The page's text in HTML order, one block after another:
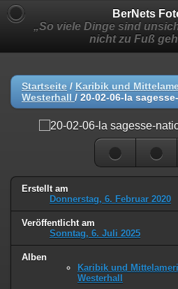
BerNets
„So viele Dinge sind
nicht zu Fuß
Startseite / Karibik und
Westerhall / 20-02-06-la
Erstellt am
Donnerstag, 6. Februar 2020
Veröffentlicht am
Sonntag, 6. Juli 2025
Alben
Karibik und
Westerhall